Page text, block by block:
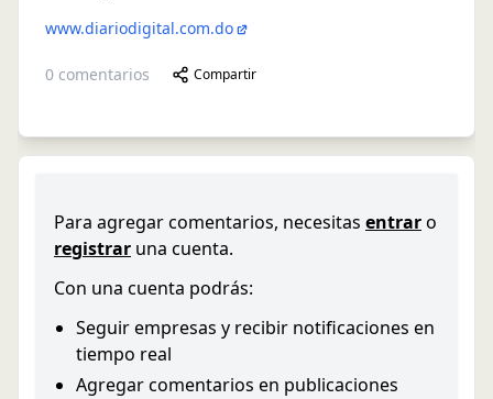
www.diariodigital.com.do
0 comentarios Compartir
Para agregar comentarios, necesitas entraro
registrar una cuenta.
Con una cuenta podrás:
Seguir empresas y recibir notificaciones en
tiempo real
Agregar comentarios en publicaciones